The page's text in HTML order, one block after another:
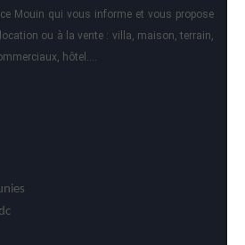
Mouin qui vous informe et vous propose
ou à la vente : villa, maison, terrain,
hôtel….